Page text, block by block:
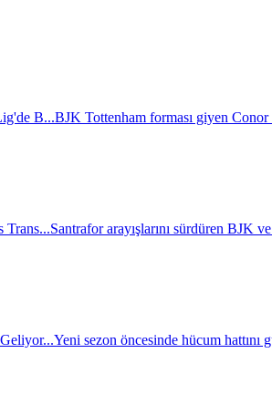
B...BJK Tottenham forması giyen
Trans...Santrafor arayışlarını sürdüren BJK
Yeni sezon öncesinde hücum